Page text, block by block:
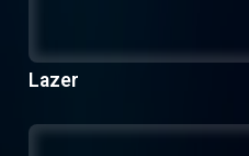
Lazer